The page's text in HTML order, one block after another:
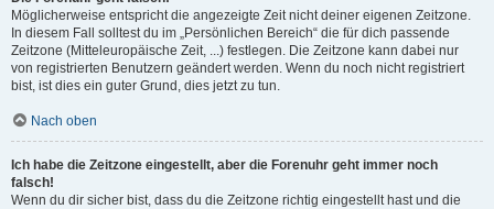
Möglicherweise entspricht die angezeigte Zeit nicht deiner eigenen Zeitzone.
In diesem Fall solltest du im „Persönlichen Bereich“ die für dich passende
Zeitzone (Mitteleuropäische Zeit, ...) festlegen. Die Zeitzone kann dabei nur
von registrierten Benutzern geändert werden. Wenn du noch nicht registriert
bist, ist dies ein guter Grund, dies jetzt zu tun.
Nach oben
Ich habe die Zeitzone eingestellt, aber die Forenuhr geht immer noch
falsch!
Wenn du dir sicher bist, dass du die Zeitzone richtig eingestellt hast und die